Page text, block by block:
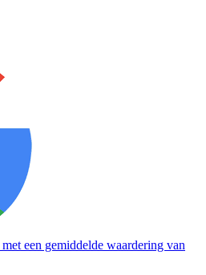
met een gemiddelde waardering van